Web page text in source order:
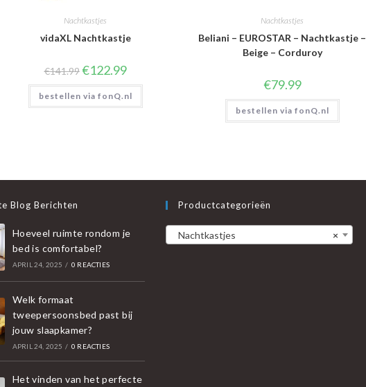
Nachtkastjes
vidaXL Nachtkastje
€141.99Oorspronkelijke
prijs
was:
€141.99.
€122.99Huidige
is:
€122.99.
bestellen via fonQ.nl
Nachtkastjes
Beliani – EUROSTAR – Nachtkastje –
Beige – Corduroy
€79.99
bestellen via fonQ.nl
Blog Berichten
Hoeveel ruimte rondom je
bed is comfortabel?
APRIL 24, 2025 / 0 REACTIES
Welk formaat
tweepersoonsbed past bij
jouw slaapkamer?
APRIL 24, 2025 / 0 REACTIES
Het vinden van het perfecte
Productcategorieën
×
Nachtkastjes